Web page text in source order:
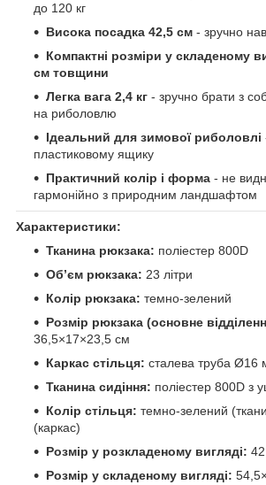
до 120 кг
Висока посадка 42,5 см - зручно
Компактні розміри у складеному
см товщини
Легка вага 2,4 кг - зручно брати з
на риболовлю
Ідеальний для зимової риболовлі
пластиковому ящику
Практичний колір і форма - не
гармонійно з природним ландшафтом
Характеристики:
Тканина рюкзака: поліестер 800D
Об’єм рюкзака: 23 літри
Колір рюкзака: темно-зелений
Розмір рюкзака (основне
36,5×17×23,5 см
Каркас стільця: сталева труба Ø16
Тканина сидіння: поліестер 800D з
Колір стільця: темно-зелений
(каркас)
Розмір у розкладеному вигляді:
Розмір у складеному вигляді: